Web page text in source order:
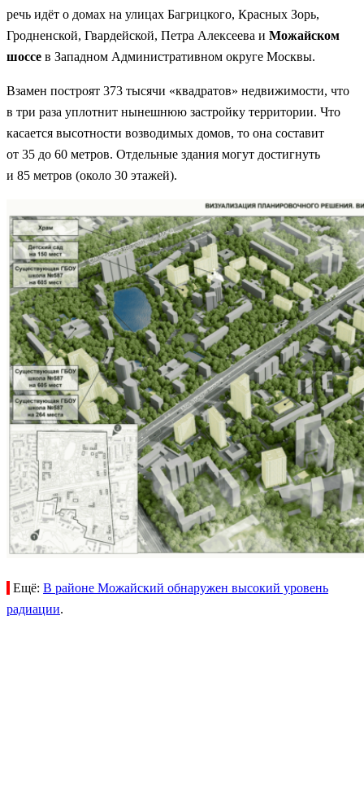
речь идёт о домах на улицах Багрицкого, Красных Зорь,
Гродненской, Гвардейской, Петра Алексеева и Можайском
шоссе в Западном Административном округе Москвы.
Взамен построят 373 тысячи «квадратов» недвижимости, что
в три раза уплотнит нынешнюю застройку территории. Что
касается высотности возводимых домов, то она составит
от 35 до 60 метров. Отдельные здания могут достигнуть
и 85 метров (около 30 этажей).
Ещё: В районе Можайский обнаружен высокий уровень
радиации.